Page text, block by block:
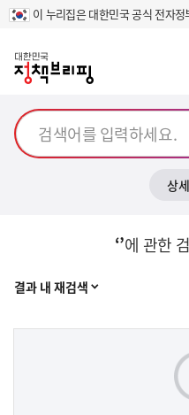
이 누리집은 대한민국 공식 전자
상
‘’에 관한
결과 내 재검색 열기